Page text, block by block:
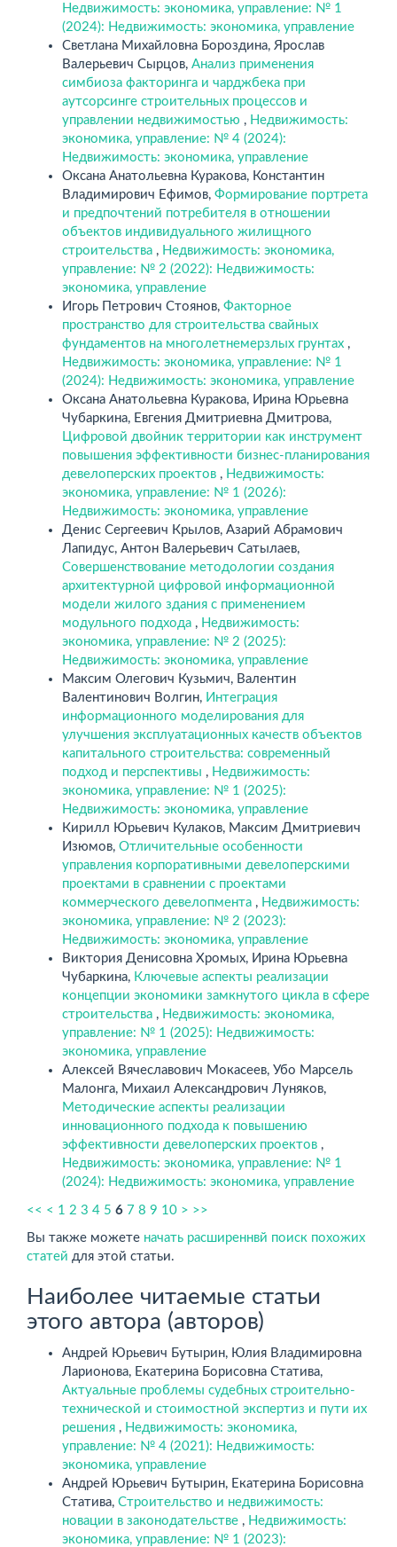
Недвижимость: экономика, управление: № 1
(2024): Недвижимость: экономика, управление
Светлана Михайловна Бороздина, Ярослав
Валерьевич Сырцов, Анализ применения
симбиоза факторинга и чарджбека при
аутсорсинге строительных процессов и
управлении недвижимостью , Недвижимость:
экономика, управление: № 4 (2024):
Недвижимость: экономика, управление
Оксана Анатольевна Куракова, Константин
Владимирович Ефимов, Формирование портрета
и предпочтений потребителя в отношении
объектов индивидуального жилищного
строительства , Недвижимость: экономика,
управление: № 2 (2022): Недвижимость:
экономика, управление
Игорь Петрович Стоянов, Факторное
пространство для строительства свайных
фундаментов на многолетнемерзлых грунтах ,
Недвижимость: экономика, управление: № 1
(2024): Недвижимость: экономика, управление
Оксана Анатольевна Куракова, Ирина Юрьевна
Чубаркина, Евгения Дмитриевна Дмитрова,
Цифровой двойник территории как инструмент
повышения эффективности бизнес-планирования
девелоперских проектов , Недвижимость:
экономика, управление: № 1 (2026):
Недвижимость: экономика, управление
Денис Сергеевич Крылов, Азарий Абрамович
Лапидус, Антон Валерьевич Сатылаев,
Совершенствование методологии создания
архитектурной цифровой информационной
модели жилого здания с применением
модульного подхода , Недвижимость:
экономика, управление: № 2 (2025):
Недвижимость: экономика, управление
Максим Олегович Кузьмич, Валентин
Валентинович Волгин, Интеграция
информационного моделирования для
улучшения эксплуатационных качеств объектов
капитального строительства: современный
подход и перспективы , Недвижимость:
экономика, управление: № 1 (2025):
Недвижимость: экономика, управление
Кирилл Юрьевич Кулаков, Максим Дмитриевич
Изюмов, Отличительные особенности
управления корпоративными девелоперскими
проектами в сравнении с проектами
коммерческого девелопмента , Недвижимость:
экономика, управление: № 2 (2023):
Недвижимость: экономика, управление
Виктория Денисовна Хромых, Ирина Юрьевна
Чубаркина, Ключевые аспекты реализации
концепции экономики замкнутого цикла в сфере
строительства , Недвижимость: экономика,
управление: № 1 (2025): Недвижимость:
экономика, управление
Алексей Вячеславович Мокасеев, Убо Марсель
Малонга, Михаил Александрович Луняков,
Методические аспекты реализации
инновационного подхода к повышению
эффективности девелоперских проектов ,
Недвижимость: экономика, управление: № 1
(2024): Недвижимость: экономика, управление
<< < 1 2 3 4 5 6 7 8 9 10 > >>
Вы также можете начать расширеннвй поиск похожих
статей для этой статьи.
Наиболее читаемые статьи
этого автора (авторов)
Андрей Юрьевич Бутырин, Юлия Владимировна
Ларионова, Екатерина Борисовна Статива,
Актуальные проблемы судебных строительно-
технической и стоимостной экспертиз и пути их
решения , Недвижимость: экономика,
управление: № 4 (2021): Недвижимость:
экономика, управление
Андрей Юрьевич Бутырин, Екатерина Борисовна
Статива, Строительство и недвижимость:
новации в законодательстве , Недвижимость:
экономика, управление: № 1 (2023):